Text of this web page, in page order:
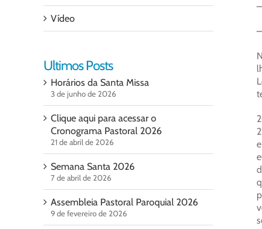
Vídeo
Ultimos Posts
Horários da Santa Missa
3 de junho de 2026
Clique aqui para acessar o
Cronograma Pastoral 2026
21 de abril de 2026
Semana Santa 2026
7 de abril de 2026
Assembleia Pastoral Paroquial 2026
9 de fevereiro de 2026